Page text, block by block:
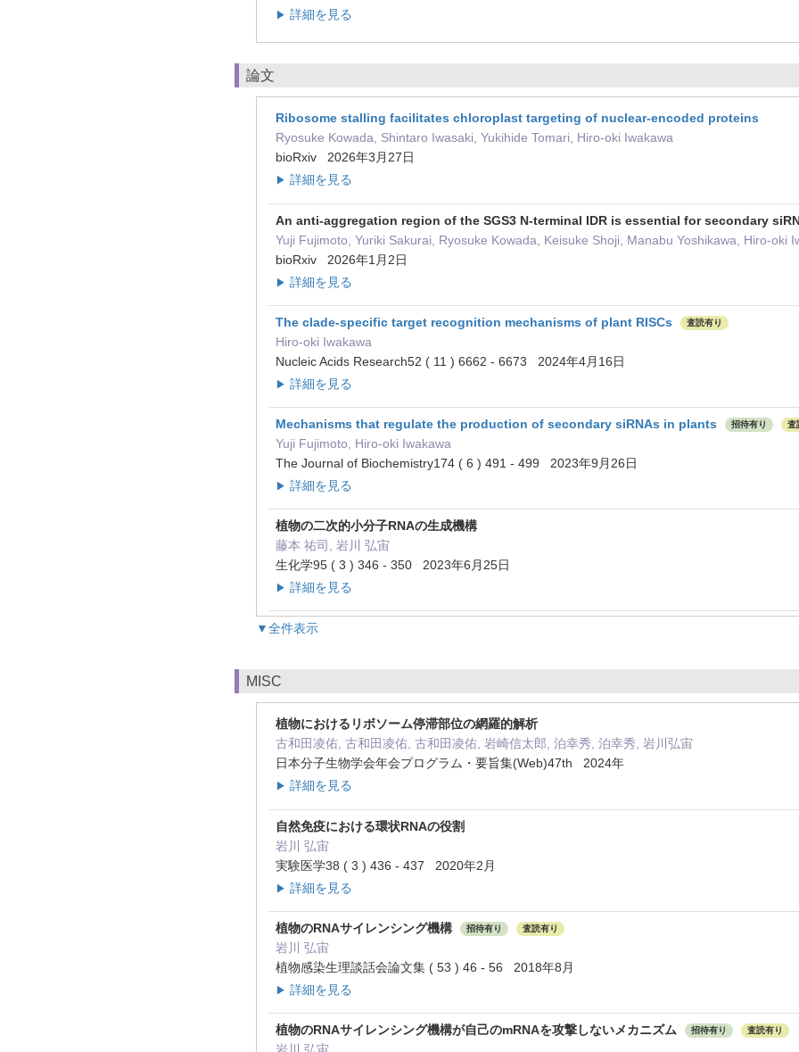
▶ 詳細を見る
論文
Ribosome stalling facilitates chloroplast targeting of nuclear-encoded proteins
Ryosuke Kowada, Shintaro Iwasaki, Yukihide Tomari, Hiro-oki Iwakawa
bioRxiv 2026年3月27日
▶ 詳細を見る
An anti-aggregation region of the SGS3 N-terminal IDR is essential for secondary
Yuji Fujimoto, Yuriki Sakurai, Ryosuke Kowada, Keisuke Shoji, Manabu Yoshikawa, Hiro-oki
bioRxiv 2026年1月2日
▶ 詳細を見る
The clade-specific target recognition mechanisms of plant RISCs 査読有り
Hiro-oki Iwakawa
Nucleic Acids Research52 ( 11 ) 6662 - 6673 2024年4月16日
▶ 詳細を見る
Mechanisms that regulate the production of secondary siRNAs in plants 招待有り 査
Yuji Fujimoto, Hiro-oki Iwakawa
The Journal of Biochemistry174 ( 6 ) 491 - 499 2023年9月26日
▶ 詳細を見る
植物の二次的小分子RNAの生成機構
藤本 祐司, 岩川 弘宙
生化学95 ( 3 ) 346 - 350 2023年6月25日
▶ 詳細を見る
▼全件表示
MISC
植物におけるリボソーム停滞部位の網羅的解析
古和田凌佑, 古和田凌佑, 古和田凌佑, 岩崎信太郎, 泊幸秀, 泊幸秀, 岩川弘宙
日本分子生物学会年会プログラム・要旨集(Web)47th 2024年
▶ 詳細を見る
自然免疫における環状RNAの役割
岩川 弘宙
実験医学38 ( 3 ) 436 - 437 2020年2月
▶ 詳細を見る
植物のRNAサイレンシング機構 招待有り 査読有り
岩川 弘宙
植物感染生理談話会論文集 ( 53 ) 46 - 56 2018年8月
▶ 詳細を見る
植物のRNAサイレンシング機構が自己のmRNAを攻撃しないメカニズム 招待有り 査読有り